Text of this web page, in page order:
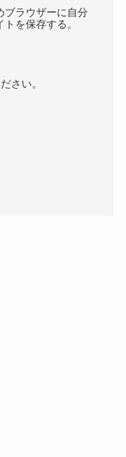
ブラウザーに自分
を保存する。
さい。